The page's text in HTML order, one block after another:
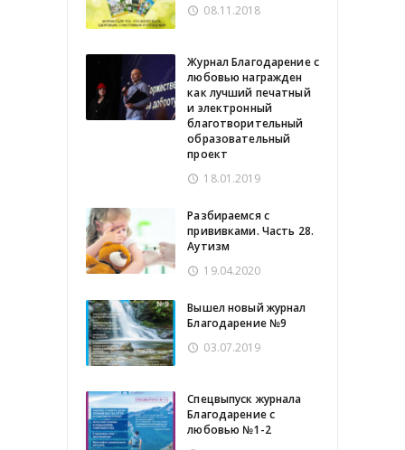
08.11.2018
Журнал Благодарение с
любовью награжден
как лучший печатный
и электронный
благотворительный
образовательный
проект
18.01.2019
Разбираемся с
прививками. Часть 28.
Аутизм
19.04.2020
Вышел новый журнал
Благодарение №9
03.07.2019
Спецвыпуск журнала
Благодарение с
любовью №1-2